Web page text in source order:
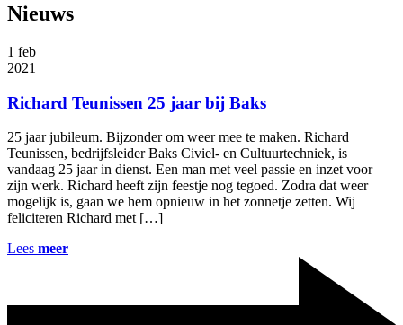
Nieuws
1 feb
2021
Richard Teunissen 25 jaar bij Baks
25 jaar jubileum. Bijzonder om weer mee te maken. Richard
Teunissen, bedrijfsleider Baks Civiel- en Cultuurtechniek, is
vandaag 25 jaar in dienst. Een man met veel passie en inzet voor
zijn werk. Richard heeft zijn feestje nog tegoed. Zodra dat weer
mogelijk is, gaan we hem opnieuw in het zonnetje zetten. Wij
feliciteren Richard met […]
Lees meer